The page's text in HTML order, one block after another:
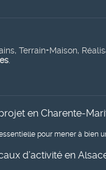
Terrain+Maison,
en Charente-
pour mener à
d’activité en